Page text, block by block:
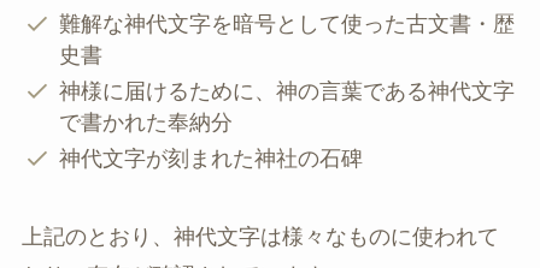
難解な神代文字を暗号として使った古文書・歴
史書
神様に届けるために、神の言葉である神代文字
で書かれた奉納分
神代文字が刻まれた神社の石碑
上記のとおり、神代文字は様々なものに使われて